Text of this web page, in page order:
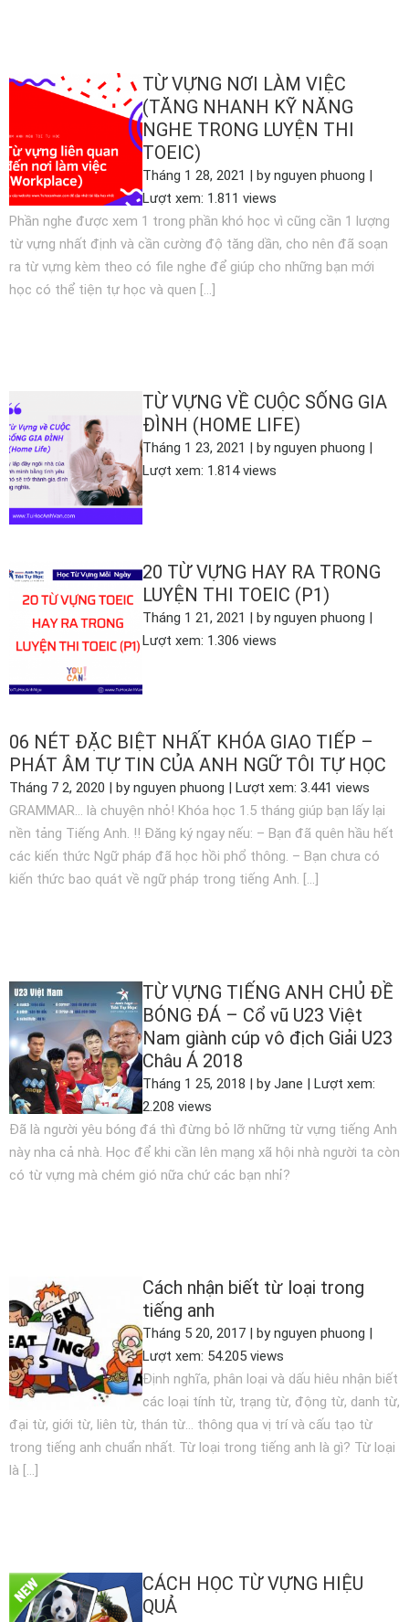
TỪ VỰNG NƠI LÀM VIỆC
(TĂNG NHANH KỸ NĂNG
NGHE TRONG LUYỆN THI
TOEIC)
Tháng 1 28, 2021 | by nguyen phuong |
Lượt xem: 1.811 views
Phần nghe được xem 1 trong phần khó học vì cũng cần 1 lượng
từ vựng nhất định và cần cường độ tăng dần, cho nên đã soạn
ra từ vựng kèm theo có file nghe để giúp cho những bạn mới
học có thể tiện tự học và quen […]
TỪ VỰNG VỀ CUỘC SỐNG GIA
ĐÌNH (HOME LIFE)
Tháng 1 23, 2021 | by nguyen phuong |
Lượt xem: 1.814 views
20 TỪ VỰNG HAY RA TRONG
LUYỆN THI TOEIC (P1)
Tháng 1 21, 2021 | by nguyen phuong |
Lượt xem: 1.306 views
06 NÉT ĐẶC BIỆT NHẤT KHÓA GIAO TIẾP –
PHÁT ÂM TỰ TIN CỦA ANH NGỮ TÔI TỰ HỌC
Tháng 7 2, 2020 | by nguyen phuong | Lượt xem: 3.441 views
GRAMMAR… là chuyện nhỏ! Khóa học 1.5 tháng giúp bạn lấy lại
nền tảng Tiếng Anh. ‼️ Đăng ký ngay nếu: – Bạn đã quên hầu hết
các kiến thức Ngữ pháp đã học hồi phổ thông. – Bạn chưa có
kiến thức bao quát về ngữ pháp trong tiếng Anh. […]
TỪ VỰNG TIẾNG ANH CHỦ ĐỀ
BÓNG ĐÁ – Cổ vũ U23 Việt
Nam giành cúp vô địch Giải U23
Châu Á 2018
Tháng 1 25, 2018 | by Jane | Lượt xem:
2.208 views
Đã là người yêu bóng đá thì đừng bỏ lỡ những từ vựng tiếng Anh
này nha cả nhà. Học để khi cần lên mạng xã hội nhà người ta còn
có từ vựng mà chém gió nữa chứ các bạn nhỉ?
Cách nhận biết từ loại trong
tiếng anh
Tháng 5 20, 2017 | by nguyen phuong |
Lượt xem: 54.205 views
Định nghĩa, phân loại và dấu hiêu nhận biết
các loại tính từ, trạng từ, động từ, danh từ,
đại từ, giới từ, liên từ, thán từ… thông qua vị trí và cấu tạo từ
trong tiếng anh chuẩn nhất. Từ loại trong tiếng anh là gì? Từ loại
là […]
CÁCH HỌC TỪ VỰNG HIỆU
QUẢ